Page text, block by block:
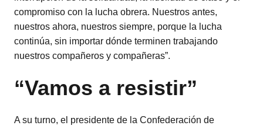
compromiso con la lucha obrera. Nuestros antes,
nuestros ahora, nuestros siempre, porque la lucha
continúa, sin importar dónde terminen trabajando
nuestros compañeros y compañeras”.
“Vamos a resistir”
A su turno, el presidente de la Confederación de